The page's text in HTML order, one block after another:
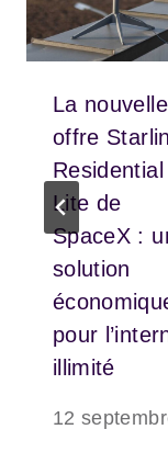
La nouvelle
offre
Residential
Lite de
SpaceX :
solution
pour
illimité
12